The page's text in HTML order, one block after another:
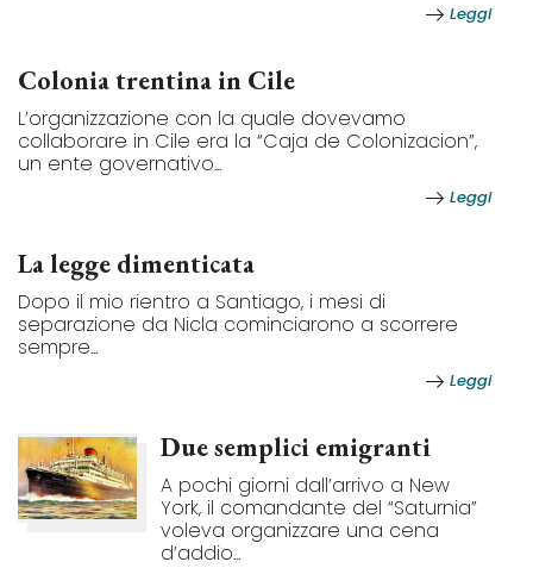
Leggi
Colonia trentina in Cile
L’organizzazione con la quale dovevamo
collaborare in Cile era la “Caja de Colonizacion”,
un ente governativo...
Leggi
La legge dimenticata
Dopo il mio rientro a Santiago, i mesi di
separazione da Nicla cominciarono a scorrere
sempre...
Leggi
Due semplici emigranti
A pochi giorni dall’arrivo a New
York, il comandante del “Saturnia”
voleva organizzare una cena
d’addio...